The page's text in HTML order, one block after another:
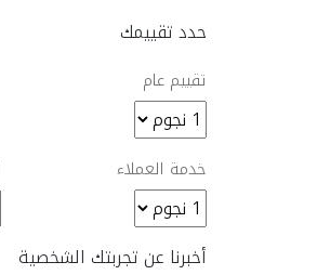
حدد تقييمك
تقييم عام
خدمة العملاء
أخبرنا عن تجربتك الشخصية